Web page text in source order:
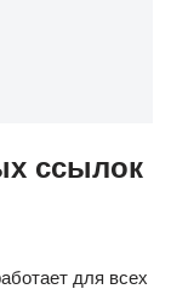
ссылок
для всех